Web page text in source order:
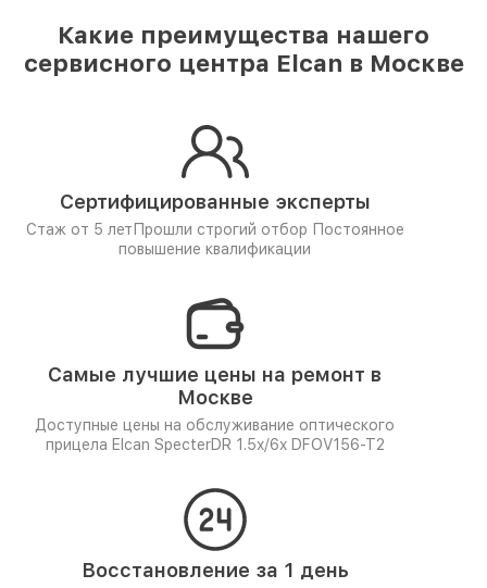
Какие преимущества нашего
сервисного центра Elcan в Москве
Сертифицированные эксперты
Стаж от 5 лет Прошли строгий отбор Постоянное
повышение квалификации
Самые лучшие цены на ремонт в
Москве
Доступные цены на обслуживание оптического
прицела Elcan SpecterDR 1.5x/6x DFOV156-T2
Восстановление за 1 день